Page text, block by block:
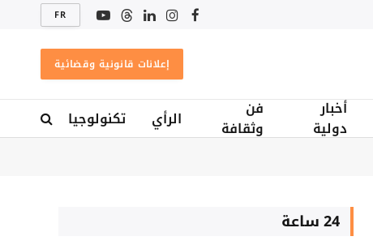
فيسبوكالانستغرام
لينكدإنThreadsيوتيوب FR
إعلانات قانونية وقضائية
أخبار
دولية
فن
وثقافة
الرأي تكنولوجيا
24 ساعة